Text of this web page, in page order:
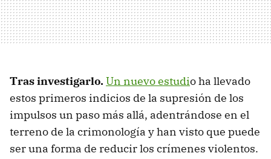
Tras investigarlo.Un nuevo estudio ha llevado
estos primeros indicios de la supresión de los
impulsos un paso más allá, adentrándose en el
terreno de la crimonología y han visto que puede
ser una forma de reducir los crímenes violentos.